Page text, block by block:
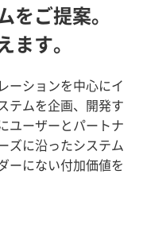
をご提案。
す。
ーションを中心にイ
テムを企画、開発す
ユーザーとパートナ
ズに沿ったシステム
ーにない付加価値を